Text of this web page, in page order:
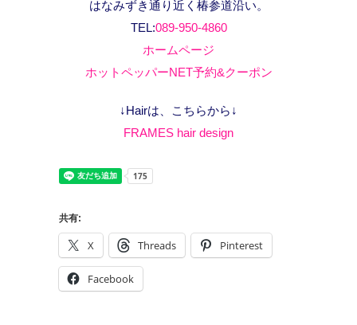
はなみずき通り近く椿参道沿い。
TEL:089-950-4860
ホームページ
ホットペッパーNET予約&クーポン
↓Hairは、こちらから↓
FRAMES hair design
共有:
X Threads Pinterest
Facebook